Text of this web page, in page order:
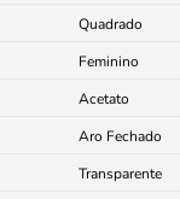
Quadrado
Feminino
Acetato
Aro Fechado
Transparente